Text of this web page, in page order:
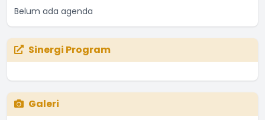
Belum ada agenda
Sinergi Program
Galeri